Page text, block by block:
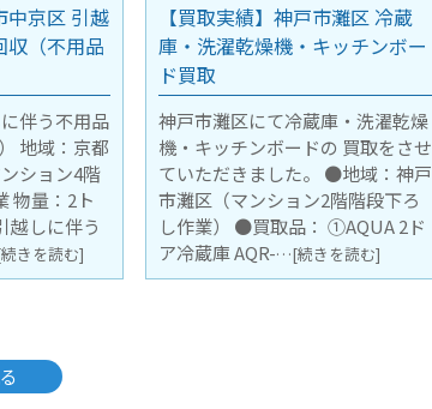
灘区 冷蔵
ッチンボー
・洗濯乾燥
買取をさせ
地域：神戸
階段下ろ
2ド
読む]
【買取実績】弊社倉庫に持ち込
みにてビルトインガスコンロ3
口タイプの買取
弊社倉庫に持ち込みにて ハーマン
ビルトインガスコンロ3口タイプ
都市ガス用 の買取をさせていただ
きました。 ●地域：高槻市の弊社
倉庫に持ち込み ●買取品： ハー
マンビルトインガスコン…[続きを
読む]